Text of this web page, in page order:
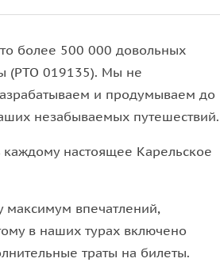
и позволит
хотят за короткие выходные
он понравится тем, кто
впечатление.
более 500 000 довольных
(РТО 019135). Мы не
и продумываем до
незабываемых путешествий.
настоящее Карельское
максимум впечатлений,
в наших турах включено
траты на билеты.